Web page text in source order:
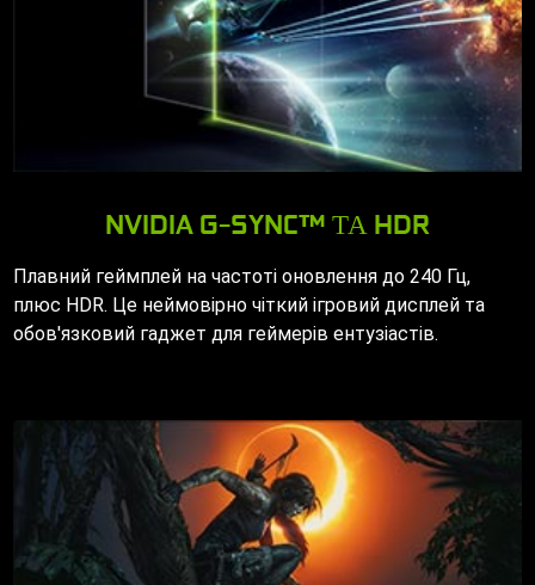
NVIDIA G-SYNC™ ТА HDR
Плавний геймплей на частоті оновлення до 240 Гц,
плюс HDR. Це неймовірно чіткий ігровий дисплей та
обов'язковий гаджет для геймерів ентузіастів.